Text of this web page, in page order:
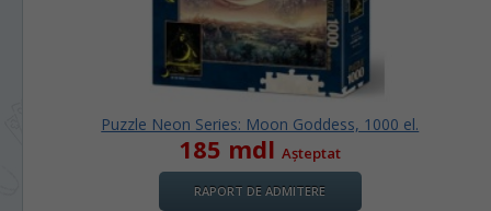
Puzzle Neon Series: Moon Goddess, 1000 el.
185 mdlAșteptat
RAPORT DE ADMITERE